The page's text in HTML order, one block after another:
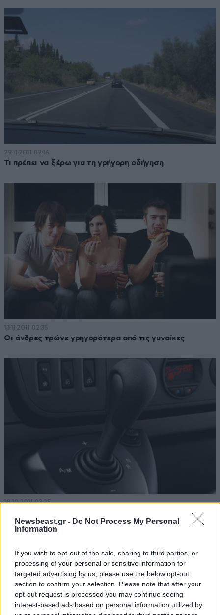
Newsbeast.gr - Do Not Process My Personal
Information
If you wish to opt-out of the sale, sharing to third parties, or
processing of your personal or sensitive information for
targeted advertising by us, please use the below opt-out
section to confirm your selection. Please note that after your
opt-out request is processed you may continue seeing
interest-based ads based on personal information utilized by
29·11·2011 02:16
Τι πρέπει να ξέρω για τη γρήγορη οδήγηση
13·11·2011 02:35
Οι άνδρες τρώνε γρηγορότερα από τις γυναίκες
18·10·2011 03:25